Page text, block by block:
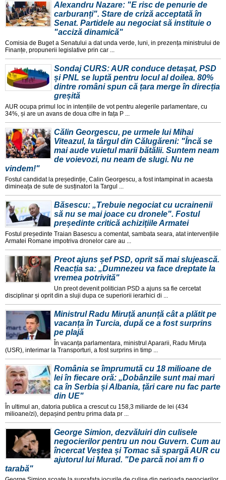
Alexandru Nazare: "E risc de penurie de
carburanți". Stare de criză acceptată în
Senat. Partidele au negociat să instituie o
"acciză dinamică"
Comisia de Buget a Senatului a dat unda verde, luni, in prezența ministrului de
Finanțe, propunerii legislative prin car ...
Sondaj CURS: AUR conduce detașat, PSD
și PNL se luptă pentru locul al doilea. 80%
dintre români spun că țara merge în direcția
greșită
AUR ocupa primul loc in intențiile de vot pentru alegerile parlamentare, cu
34%, și are un avans de doua cifre in fața P ...
Călin Georgescu, pe urmele lui Mihai
Viteazul, la târgul din Călugăreni: "Încă se
mai aude vuietul marii bătălii. Suntem neam
de voievozi, nu neam de slugi. Nu ne
vindem!"
Fostul candidat la președinție, Calin Georgescu, a fost intampinat in acaesta
dimineața de sute de susținatori la Targul ...
Băsescu: „Trebuie negociat cu ucrainenii
să nu se mai joace cu dronele". Fostul
președinte critică achizițiile Armatei
Fostul președinte Traian Basescu a comentat, sambata seara, atat intervențiile
Armatei Romane impotriva dronelor care au ...
Preot ajuns șef PSD, oprit să mai slujească.
Reacția sa: „Dumnezeu va face dreptate la
vremea potrivită"
Un preot devenit politician PSD a ajuns sa fie cercetat
disciplinar și oprit din a sluji dupa ce superiorii ierarhici di ...
Ministrul Radu Miruță anunță cât a plătit pe
vacanța în Turcia, după ce a fost surprins
pe plajă
În vacanța parlamentara, ministrul Apararii, Radu Miruța
(USR), interimar la Transporturi, a fost surprins in timp ...
România se împrumută cu 18 milioane de
lei în fiecare oră: „Dobânzile sunt mai mari
ca în Serbia și Albania, țări care nu fac parte
din UE"
În ultimul an, datoria publica a crescut cu 158,3 miliarde de lei (434
milioane/zi), depașind pentru prima data pr ...
George Simion, dezvăluiri din culisele
negocierilor pentru un nou Guvern. Cum au
încercat Veștea și Tomac să spargă AUR cu
ajutorul lui Murad. "De parcă noi am fi o
tarabă"